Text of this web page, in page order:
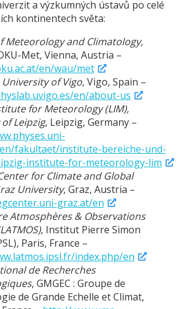
a výzkumných ústavů po celé
kontinentech světa:
Meteorology and Climatology,
Met, Vienna, Austria –
en/wau/met
University of Vigo, Vigo, Spain –
en/about-us
for Meteorology (LIM),
Leipzig, Leipzig, Germany –
fakultaet/institute-bereiche-und-
institute-for-meteorology-lim
for Climate and Global
University, Graz, Austria –
graz.at/en
Atmosphères & Observations
, Institut Pierre Simon
Paris, France –
index.php/en
de Recherches
, GMGEC : Groupe de
de Grande Echelle et Climat,